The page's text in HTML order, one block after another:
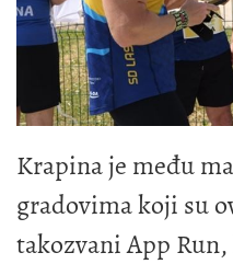
Krapina je među
gradovima koji su
takozvani App